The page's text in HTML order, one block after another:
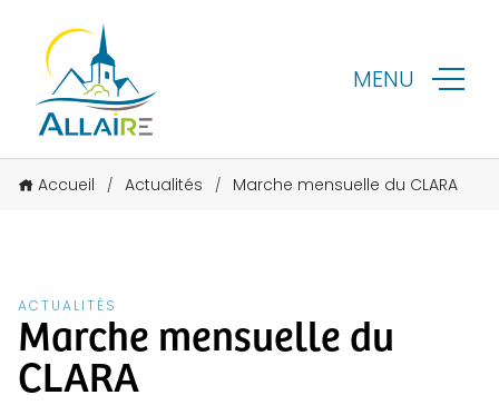
MENU
Accueil / Actualités / Marche mensuelle du CLARA
ACTUALITÉS
Marche mensuelle du
CLARA